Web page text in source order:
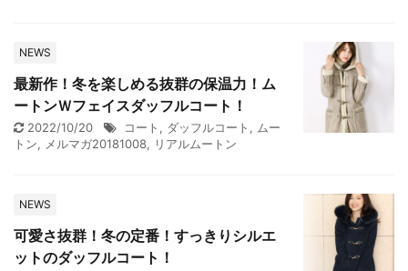
NEWS
最新作！冬を楽しめる抜群の保温力！ム
ートンＷフェイスダッフルコート！
2022/10/20 コート , ダッフルコート , ムー
トン, メルマガ20181008, リアルムートン
NEWS
可愛さ抜群！冬の定番！すっきりシルエ
ットのダッフルコート！